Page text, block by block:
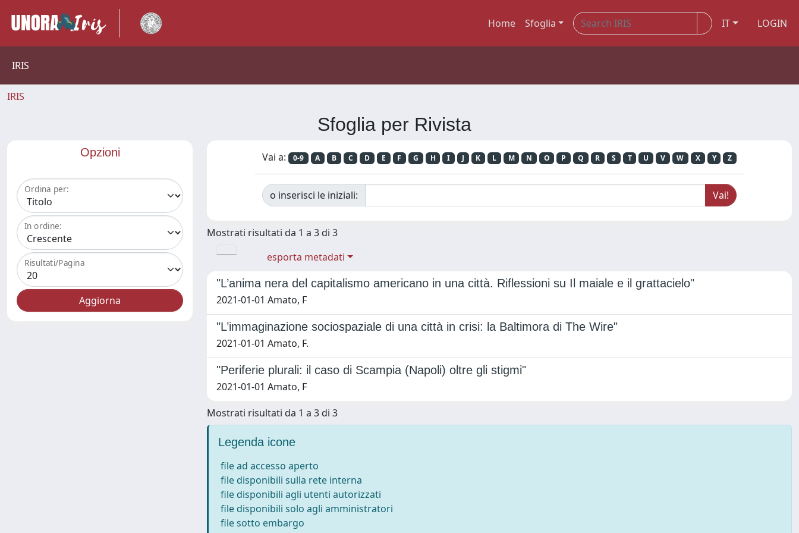
Home Sfoglia IT LOGIN
IRIS
IRIS
Sfoglia per Rivista
Opzioni
Ordina per:
In ordine:
Risultati/Pagina
Vai a: 0-9 A B C D E F G H I J K L M N O P Q R S T U V W X Y Z
o inserisci le iniziali:
Mostrati risultati da 1 a 3 di 3
esporta metadati
"L’anima nera del capitalismo americano in una città. Riflessioni su Il maiale e il grattacielo"
2021-01-01 Amato, F
"L’immaginazione sociospaziale di una città in crisi: la Baltimora di The Wire"
2021-01-01 Amato, F.
"Periferie plurali: il caso di Scampia (Napoli) oltre gli stigmi"
2021-01-01 Amato, F
Mostrati risultati da 1 a 3 di 3
Legenda icone
file ad accesso aperto
file disponibili sulla rete interna
file disponibili agli utenti autorizzati
file disponibili solo agli amministratori
file sotto embargo